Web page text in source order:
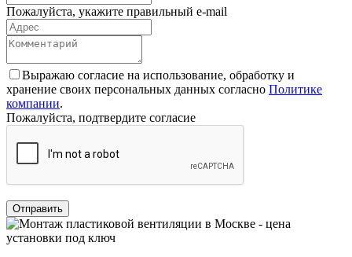
Пожалуйста, укажите правильный e-mail
Выражаю согласие на использование, обработку и
хранение своих персональных данных согласно Политике
компании.
Пожалуйста, подтвердите согласие
Отправить